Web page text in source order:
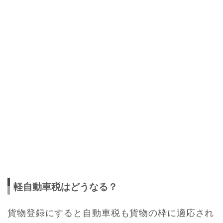
軽自動車税はどうなる？
貨物登録にすると自動車税も貨物の枠に適応され